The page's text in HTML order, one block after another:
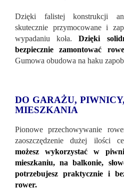
Dzięki falistej konstrukcji
skutecznie przymocowane i
wypadaniu koła.Dzięki
bezpiecznie zamontować
Gumowa obudowa na haku
DO GARAŻU,
MIESZKANIA
Pionowe przechowywanie
zaoszczędzenie dużej ilości
możesz wykorzystać w
mieszkaniu, na balkonie,
potrzebujesz praktycznie i
rower.